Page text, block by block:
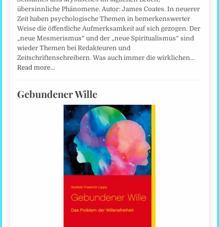
übersinnliche Phänomene. Autor: James Coates. In neuerer
Zeit haben psychologische Themen in bemerkenswerter
Weise die öffentliche Aufmerksamkeit auf sich gezogen. Der
„neue Mesmerismus“ und der „neue Spiritualismus“ sind
wieder Themen bei Redakteuren und
Zeitschriftenschreibern. Was auch immer die wirklichen…
Read more…
Gebundener Wille